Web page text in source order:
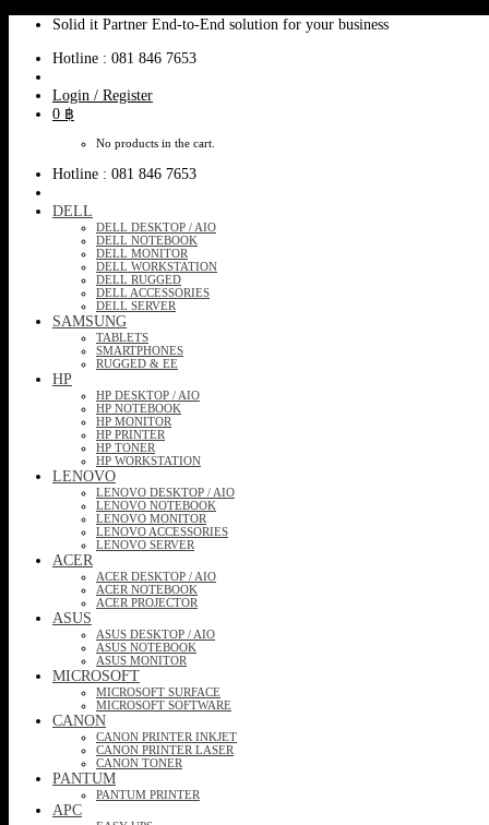
content
Solid it Partner End-to-End solution for your business
Hotline : 081 846 7653
Login / Register
0 ฿
No products in the cart.
Hotline : 081 846 7653
DELL
DELL DESKTOP / AIO
DELL NOTEBOOK
DELL MONITOR
DELL WORKSTATION
DELL RUGGED
DELL ACCESSORIES
DELL SERVER
SAMSUNG
TABLETS
SMARTPHONES
RUGGED & EE
HP
HP DESKTOP / AIO
HP NOTEBOOK
HP MONITOR
HP PRINTER
HP TONER
HP WORKSTATION
LENOVO
LENOVO DESKTOP / AIO
LENOVO NOTEBOOK
LENOVO MONITOR
LENOVO ACCESSORIES
LENOVO SERVER
ACER
ACER DESKTOP / AIO
ACER NOTEBOOK
ACER PROJECTOR
ASUS
ASUS DESKTOP / AIO
ASUS NOTEBOOK
ASUS MONITOR
MICROSOFT
MICROSOFT SURFACE
MICROSOFT SOFTWARE
CANON
CANON PRINTER INKJET
CANON PRINTER LASER
CANON TONER
PANTUM
PANTUM PRINTER
APC